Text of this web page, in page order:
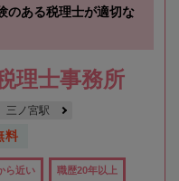
のある税理士が適切な
理士事務所
三ノ宮駅
料
ら近い 職歴20年以上